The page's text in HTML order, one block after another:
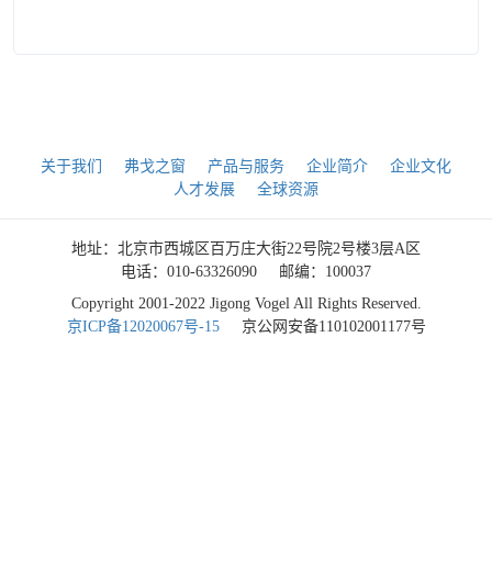
关于我们 弗戈之窗 产品与服务 企业简介
企业文化
人才发展
全球资源
地址：北京市西城区百万庄大街22号院2号楼3层A区
电话：010-63326090
邮编：100037
Copyright 2001-2022 Jigong Vogel All Rights Reserved.
京ICP备12020067号-15
京公网安备110102001177号